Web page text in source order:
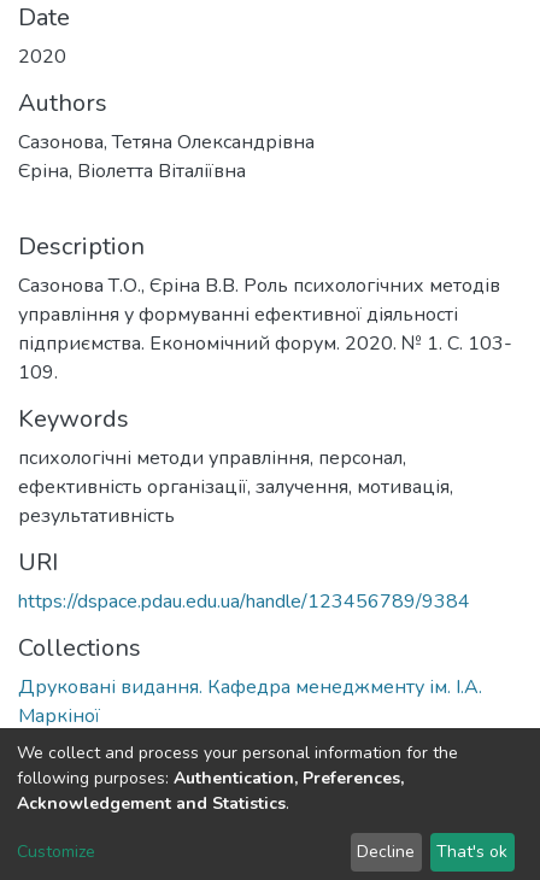
Date
2020
Authors
Сазонова, Тетяна Олександрівна
Єріна, Віолетта Віталіївна
Description
Сазонова Т.О., Єріна В.В. Роль психологічних методів
управління у формуванні ефективної діяльності
підприємства. Економічний форум. 2020. № 1. С. 103-
109.
Keywords
психологічні методи управління, персонал,
ефективність організації, залучення, мотивація,
результативність
URI
https://dspace.pdau.edu.ua/handle/123456789/9384
Collections
Друковані видання. Кафедра менеджменту ім. І.А.
Маркіної
Full item page
DSpace software copyright © 2002-2026 LYRASIS
Send Feedback
We collect and process your personal information for the
following purposes: Authentication, Preferences,
Acknowledgement and Statistics.
Customize Decline That's ok